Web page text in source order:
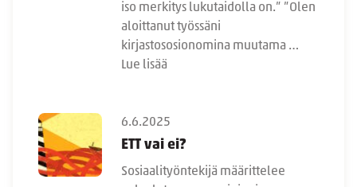
iso merkitys lukutaidolla on.” ”Olen
aloittanut työssäni
kirjastososionomina muutama …
Lue lisää
6.6.2025
ETT vai ei?
Sosiaalityöntekijä määrittelee